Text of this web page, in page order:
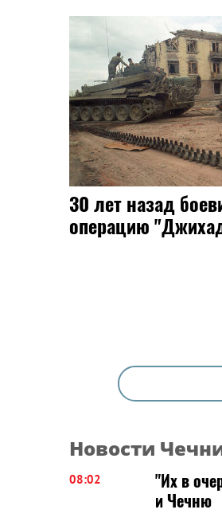
30 лет назад
операцию
Новости
08:02
"Их в
и Чечню